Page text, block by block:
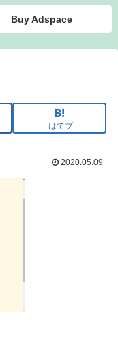
Buy Adspace
はてブ
2020.05.09